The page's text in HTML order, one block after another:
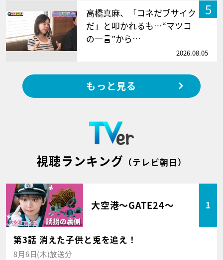
5
高橋真麻、「コネだブサイク
だ」と叩かれるも…“マツコ
の一言”から…
2026.08.05
もっと見る
視聴ランキング （テレビ朝日）
大空港～GATE24～ 1
第3話 消えた子供と兎を追え！
8月6日(木)放送分